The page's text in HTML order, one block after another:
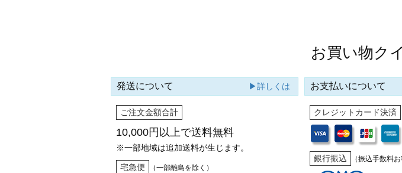
お買い物ク
発送について ▶詳しくは
ご注文金額合計
10,000円以上で送料無料
※一部地域は追加送料が生じます。
宅急便 （一部離島を除く）
お支払いについて
クレジットカード決済
銀行振込 （振込手数料お